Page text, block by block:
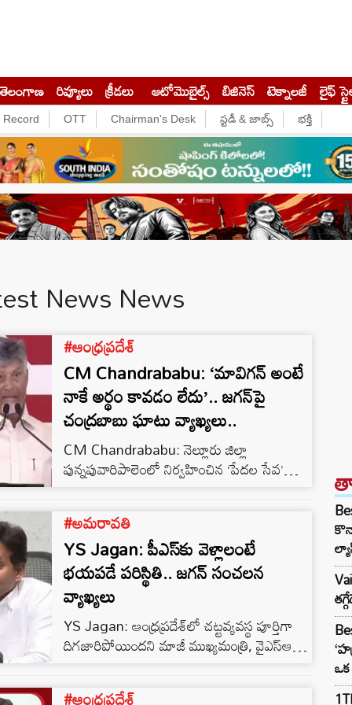
తెలంగాణ రివ్యూలు క్రీడలు ఆటోమొబైల్స్ బిజినెస్‌ టెక్నాలజీ లైఫ్
OTT Chairman's Desk స్టడీ & జాబ్స్ భక్తి
News News
#ఆంధ్రప్రదేశ్
CM Chandrababu: ‘మావిగన్ అంటే
నాకే అర్థం కావడం లేదు’.. జగన్‌పై
చంద్రబాబు ఘాటు వ్యాఖ్యలు..
CM Chandrababu: నెల్లూరు జిల్లా
పున్నపువారిపాలెంలో నిర్వహించిన ‘పేదల సేవ’
తీవ్ర స్థాయిలో విమర్శలు చేశారు. ‘మావిగన్’ అనే
పదం తనకే అర్థం కావడం లేదని వ్యాఖ్యానించిన
ఆయన, గతంలో మూడు రాజధానుల పేరుతో
రాష్ట్రాన్ని గందరగోళానికి గురి చేసిన వైసీపీ ఇప్పుడు
కొత్త పేరుతో ప్రజలను మభ్యపెట్టాలని చూస్తోందని
ఆరోపించారు. ‘మావిగన్’పై చంద్రబాబు సెటైర్లు
‘మూడు రాజధానులు’ అనే విధానంతో…
#అమరావతి
YS Jagan: పీఎస్‌కు వెళ్లాలంటే
భయపడే పరిస్థితి.. జగన్ సంచలన
వ్యాఖ్యలు
YS Jagan: ఆంధ్రప్రదేశ్‌లో చట్టవ్యవస్థ పూర్తిగా
దిగజారిపోయిందని మాజీ ముఖ్యమంత్రి, వైఎస్‌ఆర్‌
ఆరోపించారు. గతంలో రాష్ట్ర అభివృద్ధిపై చర్చ
#ఆంధ్రప్రదేశ్